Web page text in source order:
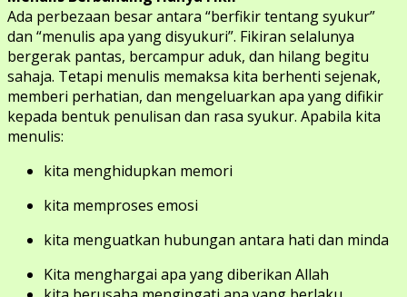
Ada perbezaan besar antara “berfikir tentang syukur”
dan “menulis apa yang disyukuri”. Fikiran selalunya
bergerak pantas, bercampur aduk, dan hilang begitu
sahaja. Tetapi menulis memaksa kita berhenti sejenak,
memberi perhatian, dan mengeluarkan apa yang difikir
kepada bentuk penulisan dan rasa syukur. Apabila kita
menulis:
kita menghidupkan memori
kita memproses emosi
kita menguatkan hubungan antara hati dan minda
Kita menghargai apa yang diberikan Allah